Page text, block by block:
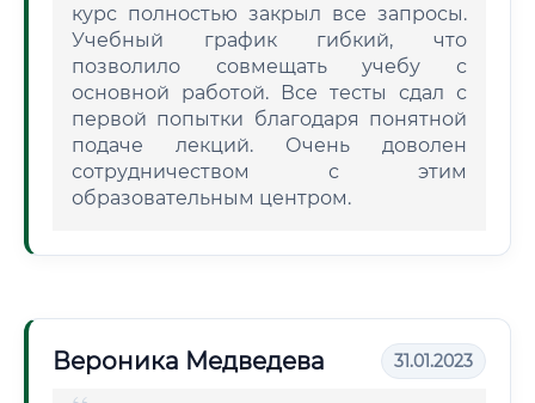
курс полностью закрыл все запросы.
Учебный график гибкий, что
позволило совмещать учебу с
основной работой. Все тесты сдал с
первой попытки благодаря понятной
подаче лекций. Очень доволен
сотрудничеством с этим
образовательным центром.
Вероника Медведева 31.01.2023